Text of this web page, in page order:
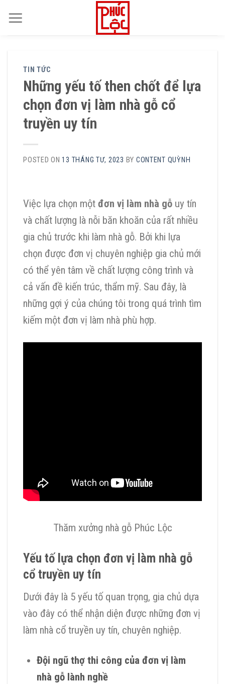
TIN TỨC
Những yếu tố then chốt để lựa
chọn đơn vị làm nhà gỗ cổ
truyền uy tín
POSTED ON13 THÁNG TƯ, 2023 BY CONTENT QUỲNH
Việc lựa chọn mộtđơn vị làm nhà gỗ uy tín
và chất lượng là nỗi băn khoăn của rất nhiều
gia chủ trước khi làm nhà gỗ. Bởi khi lựa
chọn được đơn vị chuyên nghiệp gia chủ mới
có thể yên tâm về chất lượng công trình và
cả vấn đề kiến trúc, thẩm mỹ. Sau đây, là
những gợi ý của chúng tôi trong quá trình tìm
kiếm một đơn vị làm nhà phù hợp.
Thăm xưởng nhà gỗ Phúc Lộc
Yếu tố lựa chọn đơn vị làm nhà gỗ
cổ truyền uy tín
Dưới đây là 5 yếu tố quan trọng, gia chủ dựa
vào đây có thể nhận diện được những đơn vị
làm nhà cổ truyền uy tín, chuyên nghiệp.
Đội ngũ thợ thi công của đơn vị làm
nhà gỗ lành nghề